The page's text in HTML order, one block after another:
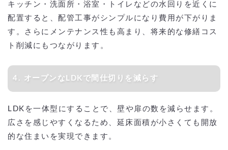
キッチン・洗面所・浴室・トイレなどの水回りを近くに
配置すると、配管工事がシンプルになり費用が下がりま
す。さらにメンテナンス性も高まり、将来的な修繕コス
ト削減にもつながります。
4. オープンなLDKで間仕切りを減らす
LDKを一体型にすることで、壁や扉の数を減らせます。
広さを感じやすくなるため、延床面積が小さくても開放
的な住まいを実現できます。